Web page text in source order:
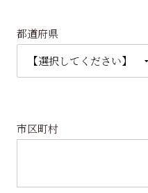
都道府県
市区町村